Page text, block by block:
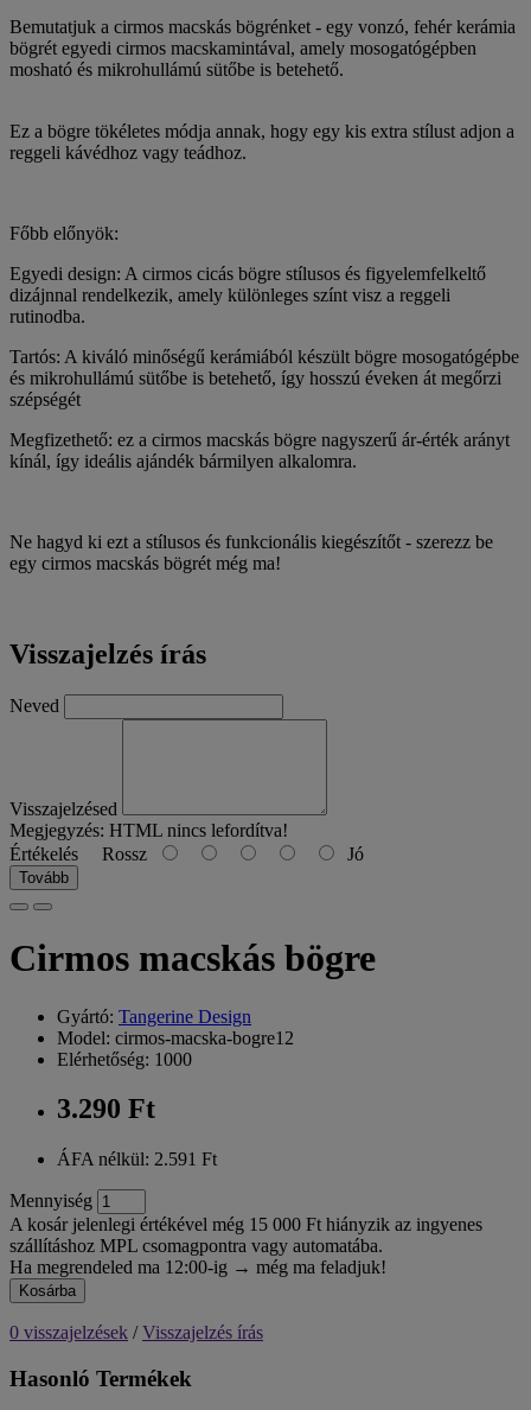
Bemutatjuk a cirmos macskás bögrénket - egy vonzó, fehér kerámia
bögrét egyedi cirmos macskamintával, amely mosogatógépben
mosható és mikrohullámú sütőbe is betehető.
Ez a bögre tökéletes módja annak, hogy egy kis extra stílust adjon a
reggeli kávédhoz vagy teádhoz.
Főbb előnyök:
Egyedi design: A cirmos cicás bögre stílusos és figyelemfelkeltő
dizájnnal rendelkezik, amely különleges színt visz a reggeli
rutinodba.
Tartós: A kiváló minőségű kerámiából készült bögre mosogatógépbe
és mikrohullámú sütőbe is betehető, így hosszú éveken át megőrzi
szépségét
Megfizethető: ez a cirmos macskás bögre nagyszerű ár-érték arányt
kínál, így ideális ajándék bármilyen alkalomra.
Ne hagyd ki ezt a stílusos és funkcionális kiegészítőt - szerezz be
egy cirmos macskás bögrét még ma!
Visszajelzés írás
Neved
Visszajelzésed
Megjegyzés: HTML nincs lefordítva!
Értékelés Rossz Jó
Tovább
Cirmos macskás bögre
Gyártó: Tangerine Design
Model: cirmos-macska-bogre12
Elérhetőség: 1000
3.290 Ft
ÁFA nélkül: 2.591 Ft
Mennyiség
A kosár jelenlegi értékével még 15 000 Ft hiányzik az ingyenes
szállításhoz MPL csomagpontra vagy automatába.
Ha megrendeled ma 12:00-ig → még ma feladjuk!
Kosárba
0 visszajelzések /Visszajelzés írás
Hasonló Termékek